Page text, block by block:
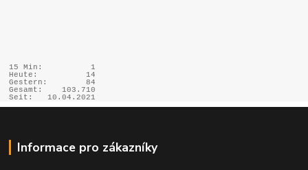
15 Min:
1
Heute:
14
Gestern:
84
Gesamt:
103.710
Seit:
10.04.2021
Informace pro zákazníky